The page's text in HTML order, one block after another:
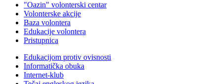
"Oazin" volonterski centar
Volonterske akcije
Baza volontera
Edukacije volontera
Pristupnica
Edukacijom protiv ovisnosti
Informatička obuka
Internet-klub